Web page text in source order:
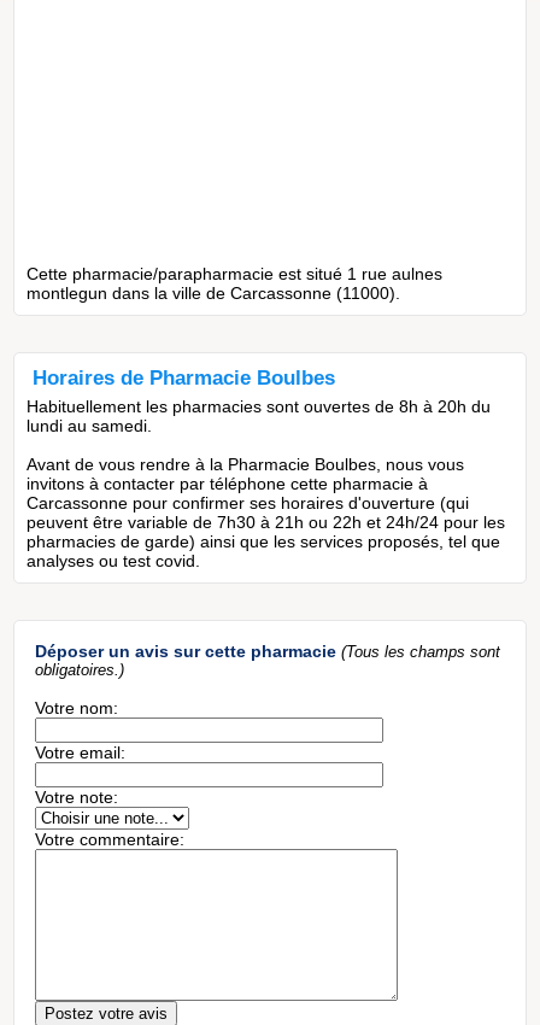
Cette pharmacie/parapharmacie est situé 1 rue aulnes
montlegun dans la ville de Carcassonne (11000).
Horaires de Pharmacie Boulbes
Habituellement les pharmacies sont ouvertes de 8h à 20h du
lundi au samedi.
Avant de vous rendre à la Pharmacie Boulbes, nous vous
invitons à contacter par téléphone cette pharmacie à
Carcassonne pour confirmer ses horaires d'ouverture (qui
peuvent être variable de 7h30 à 21h ou 22h et 24h/24 pour les
pharmacies de garde) ainsi que les services proposés, tel que
analyses ou test covid.
Déposer un avis sur cette pharmacie (Tous les champs sont
obligatoires.)
Votre nom:
Votre email:
Votre note:
Votre commentaire: